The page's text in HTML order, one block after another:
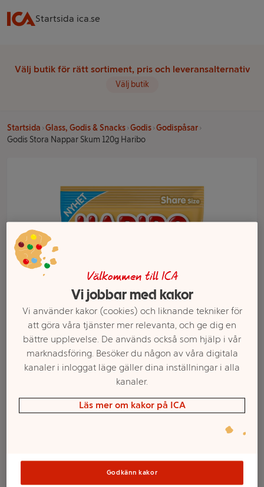
Startsida ica.se
Välj butik för rätt sortiment, pris och leveransalternativ
Välj butik
Startsida Glass, Godis & Snacks Godis Godispåsar
Godis Stora Nappar Skum 120g Haribo
Välj butik och handla
Välkommen till ICA
Vi jobbar med kakor
Vi använder kakor (cookies) och liknande tekniker för
att göra våra tjänster mer relevanta, och ge dig en
bättre upplevelse. De används också som hjälp i vår
marknadsföring. Besöker du någon av våra digitala
kanaler i inloggat läge gäller dina inställningar i alla
kanaler.
Läs mer om kakor på ICA
Godkänn kakor